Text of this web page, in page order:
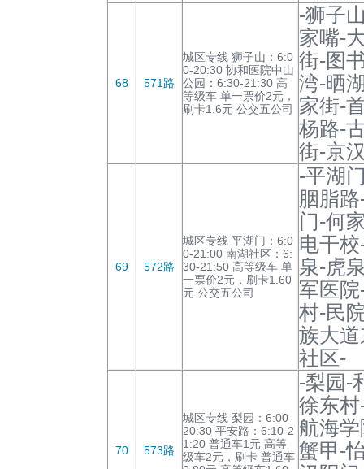
68 571路
城区专线 狮子山：6:0
0-20:30 协和医院中山
公园：6:30-21:30 高
等级车 单一票价2元，
刷卡1.6元 公交五公司
-狮子
家嘴-
街-图
湾-晒
家街-
杨路-
街-京
69 572路
城区专线 平湖门：6:0
0-21:00 南湖社区：6:
30-21:50 高等级车 单
一票价2元，刷卡1.60
元 公交五公司
-平湖
胭脂
门-何
电干
泉-虎
军医
村-民
族大
社区-
70 573路
城区专线 梨园：6:00-
20:30 平安路：6:10-2
1:20 普通车1元 高等
级车2元，刷卡 普通车
-梨园-
徐东
航海
蟹甲-